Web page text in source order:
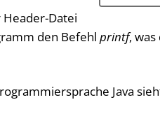
Datei
den Befehlprintf,
Java